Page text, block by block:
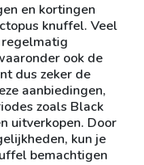
en kortingen
knuffel. Veel
ook de
dus zeker de
aanbiedingen,
zoals Black
uitverkopen. Door
kun je
bemachtigen